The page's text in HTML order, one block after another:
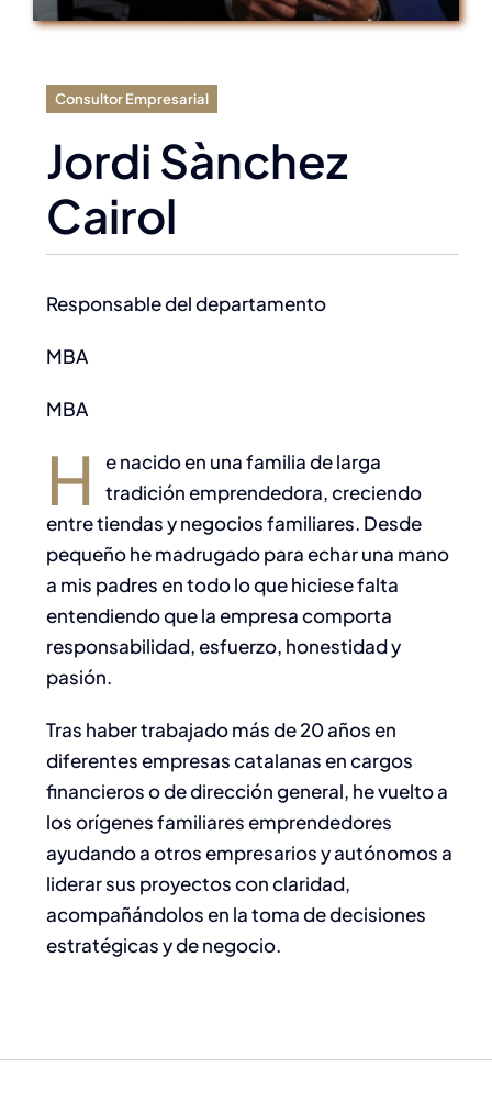
Consultor Empresarial
Jordi Sànchez
Cairol
Responsable del departamento
MBA
MBA
H
e nacido en una familia de larga
tradición emprendedora, creciendo
entre tiendas y negocios familiares. Desde
pequeño he madrugado para echar una mano
a mis padres en todo lo que hiciese falta
entendiendo que la empresa comporta
responsabilidad, esfuerzo, honestidad y
pasión.
Tras haber trabajado más de 20 años en
diferentes empresas catalanas en cargos
financieros o de dirección general, he vuelto a
los orígenes familiares emprendedores
ayudando a otros empresarios y autónomos a
liderar sus proyectos con claridad,
acompañándolos en la toma de decisiones
estratégicas y de negocio.